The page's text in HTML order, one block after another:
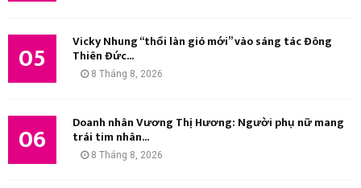
05 Vicky Nhung “thổi làn gió mới” vào sáng tác Đông
Thiên Đức...
8 Tháng 8, 2026
06 Doanh nhân Vương Thị Hương: Người phụ nữ mang
trái tim nhân...
8 Tháng 8, 2026